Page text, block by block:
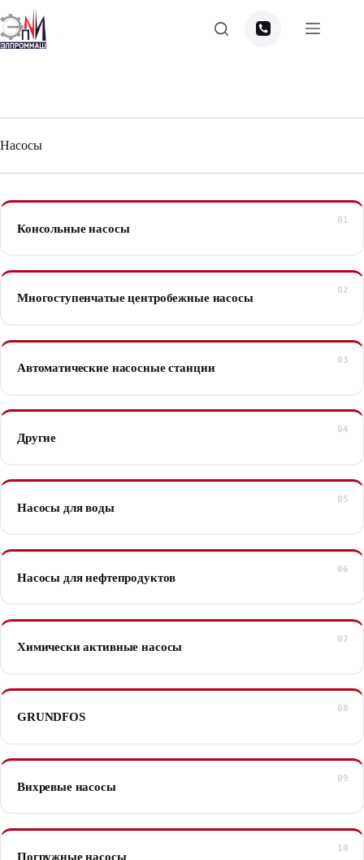
Перейти
к
сути
Насосы
Консольные насосы
Многоступенчатые центробежные насосы
Автоматические насосные станции
Другие
Насосы для воды
Насосы для нефтепродуктов
Химически активные насосы
GRUNDFOS
Вихревые насосы
Погружные насосы